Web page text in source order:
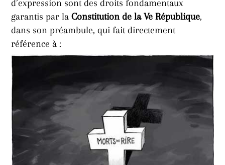
d’expression sont des droits fondamentaux
garantis par laConstitution de la Ve République,
dans son préambule, qui fait directement
référence à :